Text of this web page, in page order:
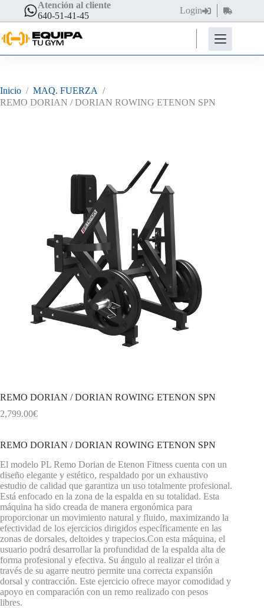
contenido
Atención al cliente
640-51-41-45
Login
Carro
de
compra
Inicio / MAQ. FUERZA /
REMO DORIAN / DORIAN ROWING ETENON SPN
REMO DORIAN / DORIAN ROWING ETENON SPN
2,799.00€
REMO DORIAN / DORIAN ROWING ETENON SPN
El modelo PL Remo Dorian de Etenon Fitness cuenta con un
diseño elegante y estético, respaldado por un exhaustivo
estudio de calidad que garantiza un uso totalmente profesional.
Está enfocado en la zona de la espalda en su totalidad. Esta
máquina ha sido creada de manera ergonómica para
proporcionar un movimiento natural y fluido, maximizando la
efectividad de los ejercicios dirigidos específicamente en las
zonas de dorsales, deltoides y trapecios.Con esta máquina, el
usuario podrá desarrollar la profundidad de la espalda alta de
forma profesional y efectiva. Su ángulo al realizar el tirón a
través de su agarre neutro permite una correcta expansión
dorsal y contracción. Este ejercicio ofrece mayor comodidad y
apoyo en comparación con un remo realizado con pesos
libres.